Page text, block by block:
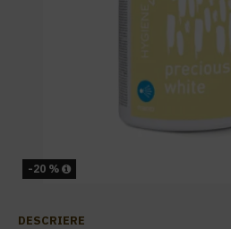
-20 %
DESCRIERE